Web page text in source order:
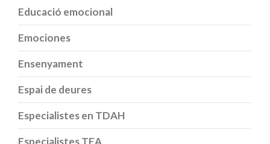
Educació emocional
Emociones
Ensenyament
Espai de deures
Especialistes en TDAH
Especialistes TEA